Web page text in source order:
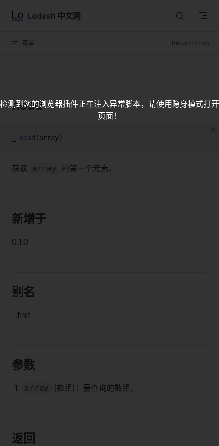
Skip to content
Lodash 中文网
菜单 Return to top
head
_. head (array)
获取 array 的第一个元素。
新增于
0.1.0
别名
_.first
参数
array (数组)：要查询的数组。
返回
检测到您的浏览器插件正在注入异常脚本，请使用隐身模式打开
页面！